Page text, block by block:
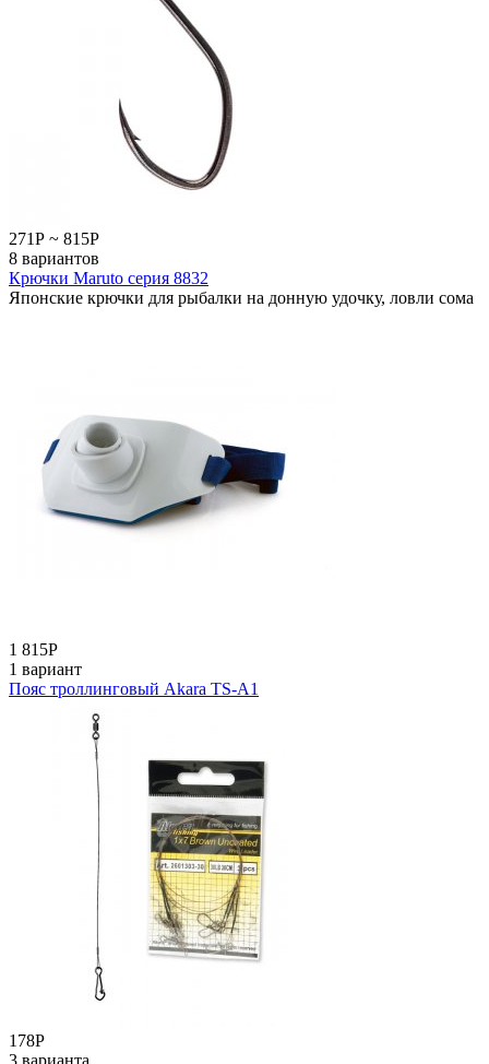
271Р ~ 815Р
8 вариантов
Крючки Maruto серия 8832
Японские крючки для рыбалки на донную удочку, ловли сома
1 815Р
1 вариант
Пояс троллинговый Akara TS-A1
178Р
3 варианта